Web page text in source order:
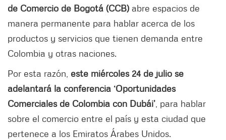
de Comercio de Bogotá (CCB) abre espacios de
manera permanente para hablar acerca de los
productos y servicios que tienen demanda entre
Colombia y otras naciones.
Por esta razón, este miércoles 24 de julio se
adelantará la conferencia ‘Oportunidades
Comerciales de Colombia con Dubái’ , para hablar
sobre el comercio entre el país y esta ciudad que
pertenece a los Emiratos Árabes Unidos.